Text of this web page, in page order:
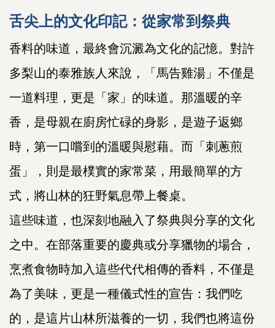
舌尖上的文化印記：從家常到祭典
香料的味道，最終會沉澱為文化的記憶。對許
多梨山的泰雅族人來說，「馬告雞湯」不僅是
一道料理，更是「家」的味道。那溫暖的辛
香，是母親在廚房忙碌的身影，是遊子返鄉
時，第一口嚐到的溫暖與慰藉。而「刺蔥煎
蛋」，則是最樸實的家常菜，用最簡單的方
式，將山林的狂野氣息帶上餐桌。
這些味道，也深刻地融入了祭典與分享的文化
之中。在部落重要的慶典或分享獵物的場合，
烹煮食物時加入這些代代相傳的香料，不僅是
為了美味，更是一種儀式性的宣告：我們吃
的，是這片山林所滋養的一切，我們也將這份